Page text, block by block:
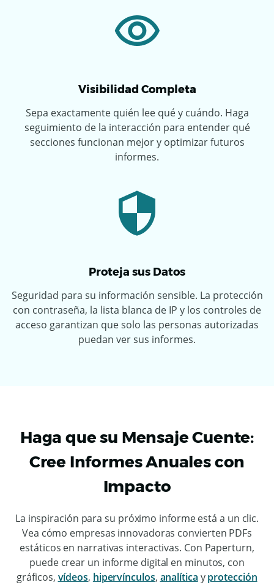
Visibilidad Completa
Sepa exactamente quién lee qué y cuándo. Haga
seguimiento de la interacción para entender qué
secciones funcionan mejor y optimizar futuros
informes.
Proteja sus Datos
Seguridad para su información sensible. La protección
con contraseña, la lista blanca de IP y los controles de
acceso garantizan que solo las personas autorizadas
puedan ver sus informes.
Haga que su Mensaje Cuente:
Cree Informes Anuales con
Impacto
La inspiración para su próximo informe está a un clic.
Vea cómo empresas innovadoras convierten PDFs
estáticos en narrativas interactivas. Con Paperturn,
puede crear un informe digital en minutos, con
gráficos, vídeos, hipervínculos, analítica yprotección